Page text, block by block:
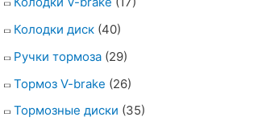
Колодки диск (40)
Ручки тормоза (29)
Тормоз V-brake (26)
Тормозные диски (35)